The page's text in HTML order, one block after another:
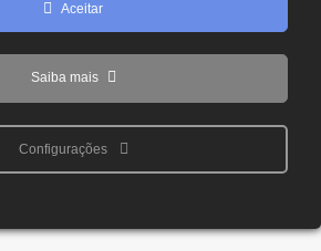
Aceitar
Saiba mais
Configurações